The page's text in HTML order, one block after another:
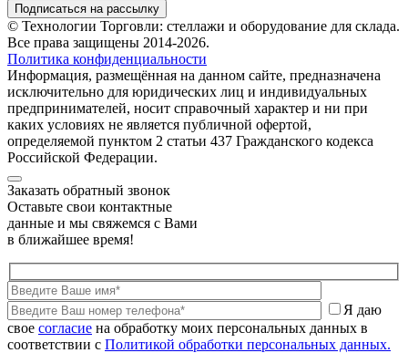
Подписаться на рассылку
© Технологии Торговли: стеллажи и оборудование для склада.
Все права защищены 2014-2026.
Политика конфиденциальности
Информация, размещённая на данном сайте, предназначена
исключительно для юридических лиц и индивидуальных
предпринимателей, носит справочный характер и ни при
каких условиях не является публичной офертой,
определяемой пунктом 2 статьи 437 Гражданского кодекса
Российской Федерации.
Заказать обратный звонок
Оставьте свои контактные
данные и мы свяжемся с Вами
в ближайшее время!
Я даю
свое согласие на обработку моих персональных данных в
соответствии с Политикой обработки персональных данных.